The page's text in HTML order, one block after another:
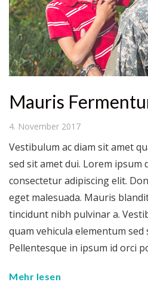
Mauris
4. November 2017
Vestibulum ac diam sit amet
sed sit amet dui. Lorem ipsum
consectetur adipiscing elit.
eget malesuada. Mauris
tincidunt nibh pulvinar a.
quam vehicula elementum sed
Pellentesque in ipsum id orci
Mehr lesen